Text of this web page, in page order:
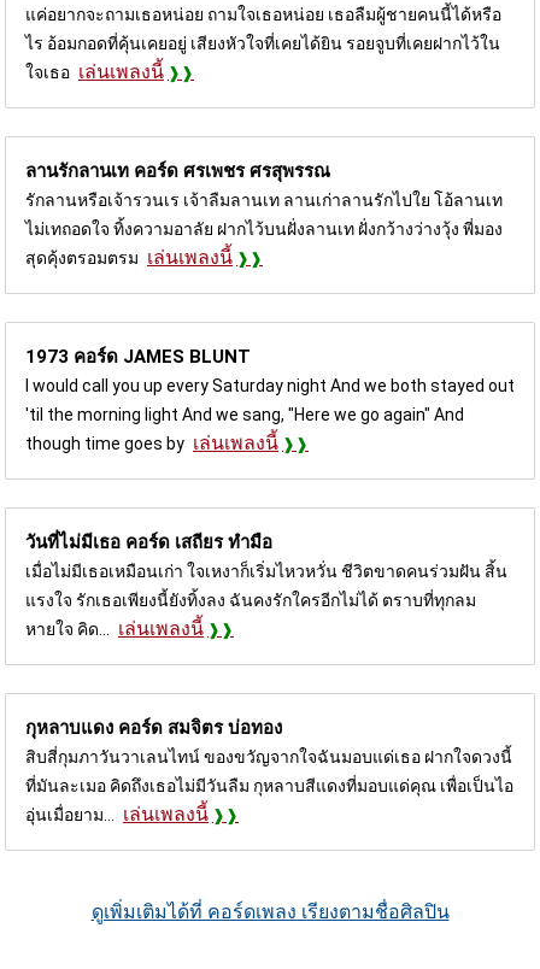
แค่อยากจะถามเธอหน่อย ถามใจเธอหน่อย เธอลืมผู้ชายคนนี้ได้หรือ
ไร อ้อมกอดที่คุ้นเคยอยู่ เสียงหัวใจที่เคยได้ยิน รอยจูบที่เคยฝากไว้ใน
ใจเธอ เล่นเพลงนี้
ลานรักลานเท คอร์ด ศรเพชร ศรสุพรรณ
รักลานหรือเจ้ารวนเร เจ้าลืมลานเท ลานเก่าลานรักไปใย โอ้ลานเท
ไม่เทถอดใจ ทิ้งความอาลัย ฝากไว้บนฝั่งลานเท ฝั่งกว้างว่างวุ้ง พี่มอง
สุดคุ้งตรอมตรม เล่นเพลงนี้
1973 คอร์ด JAMES BLUNT
I would call you up every Saturday night And we both stayed out
'til the morning light And we sang, "Here we go again" And
though time goes by เล่นเพลงนี้
วันที่ไม่มีเธอ คอร์ด เสถียร ทำมือ
เมื่อไม่มีเธอเหมือนเก่า ใจเหงาก็เริ่มไหวหวั่น ชีวิตขาดคนร่วมฝัน สิ้น
แรงใจ รักเธอเพียงนี้ยังทิ้งลง ฉันคงรักใครอีกไม่ได้ ตราบที่ทุกลม
หายใจ คิด...
เล่นเพลงนี้
กุหลาบแดง คอร์ด สมจิตร บ่อทอง
สิบสี่กุมภาวันวาเลนไทน์ ของขวัญจากใจฉันมอบแด่เธอ ฝากใจดวงนี้
ที่มันละเมอ คิดถึงเธอไม่มีวันลืม กุหลาบสีแดงที่มอบแด่คุณ เพื่อเป็นไอ
อุ่นเมื่อยาม...
เล่นเพลงนี้
ดูเพิ่มเติมได้ที่ คอร์ดเพลง เรียงตามชื่อศิลปิน